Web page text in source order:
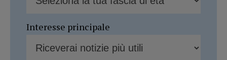
Interesse principale